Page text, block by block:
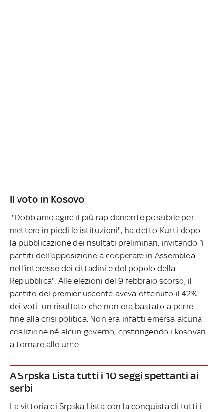
Il voto in Kosovo
"Dobbiamo agire il più rapidamente possibile per
mettere in piedi le istituzioni", ha detto Kurti dopo
la pubblicazione dei risultati preliminari, invitando “i
partiti dell'opposizione a cooperare in Assemblea
nell'interesse dei cittadini e del popolo della
Repubblica". Alle elezioni del 9 febbraio scorso, il
partito del premier uscente aveva ottenuto il 42%
dei voti: un risultato che non era bastato a porre
fine alla crisi politica. Non era infatti emersa alcuna
coalizione né alcun governo, costringendo i kosovari
a tornare alle urne.
A Srpska Lista tutti i 10 seggi spettanti ai
serbi
La vittoria di Srpska Lista con la conquista di tutti i